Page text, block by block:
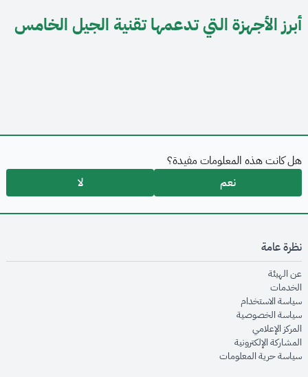
أبرز الأجهزة التي تدعمها تقنية الجيل الخامس
هل كانت هذه المعلومات مفيدة؟
نعم
لا
نظرة عامة
عن الهيئةopens in new window
الخدماتopens in new window
سياسة الاستخدام
سياسة الخصوصيةopens in new window
المركز الإعلاميopens in new window
المشاركة الإلكترونيةopens in new window
سياسة حرية المعلوماتopens in new window